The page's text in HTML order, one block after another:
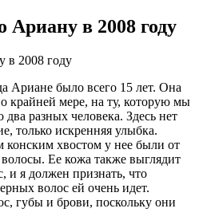
в 2008 году
Ариане было всего 15 лет. Она
крайней мере, на ту, которую мы
два разных человека. Здесь нет
только искренняя улыбка.
хвостом у нее были от
Ее кожа также выглядит
и я должен признать, что
волос ей очень идет.
губы и брови, поскольку они